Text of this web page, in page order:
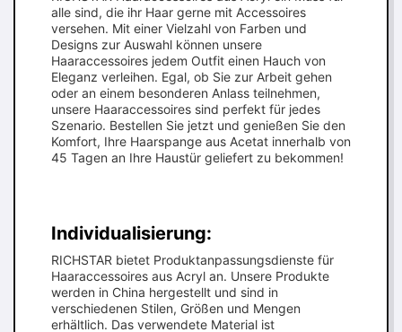
alle sind, die ihr Haar gerne mit Accessoires
versehen. Mit einer Vielzahl von Farben und
Designs zur Auswahl können unsere
Haaraccessoires jedem Outfit einen Hauch von
Eleganz verleihen. Egal, ob Sie zur Arbeit gehen
oder an einem besonderen Anlass teilnehmen,
unsere Haaraccessoires sind perfekt für jedes
Szenario. Bestellen Sie jetzt und genießen Sie den
Komfort, Ihre Haarspange aus Acetat innerhalb von
45 Tagen an Ihre Haustür geliefert zu bekommen!
Individualisierung:
RICHSTAR bietet Produktanpassungsdienste für
Haaraccessoires aus Acryl an. Unsere Produkte
werden in China hergestellt und sind in
verschiedenen Stilen, Größen und Mengen
erhältlich. Das verwendete Material ist